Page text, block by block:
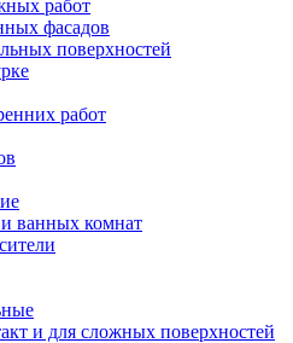
работ
фасадов
поверхностей
работ
и ванных комнат
и для сложных поверхностей